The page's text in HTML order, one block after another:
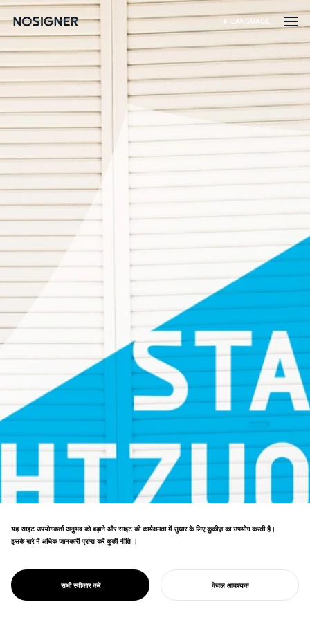
होम भाषा चुनें
LANGUAGE
ON STAGE
SHIZUOKA
रंगमंच के रूप में" की अवधारणा अंतर्राष्ट्रीय प्रदर्शन कला
गंतव्य के लिए रणनीति स्थापित करती है।
यह साइट उपयोगकर्ता अनुभव को बढ़ाने और साइट की कार्यक्षमता में सुधार के लिए कुकीज़ का उपयोग करती है।
इसके बारे में अधिक जानकारी प्राप्त करें कुकी नीति
कुकी नीति ।
सभी स्वीकार करें केवल आवश्यक